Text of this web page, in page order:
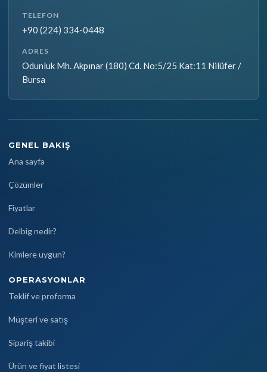
TELEFON
+90 (224) 334-0448
ADRES
Odunluk Mh. Akpınar (180) Cd. No:5/25 Kat:11 Nilüfer /
Bursa
GENEL BAKIŞ
Ana sayfa
Çözümler
Fiyatlar
Delbig nedir?
Kimlere uygun?
OPERASYONLAR
Teklif ve proforma
Müşteri ve satış
Sipariş takibi
Ürün ve fiyat listesi